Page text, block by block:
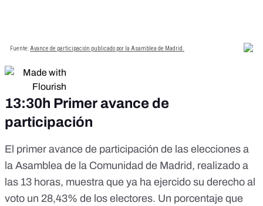
13:30h Primer avance de
participación
El primer avance de participación de las elecciones a
la Asamblea de la Comunidad de Madrid, realizado a
las 13 horas, muestra que ya ha ejercido su derecho al
voto un 28,43% de los electores. Un porcentaje que